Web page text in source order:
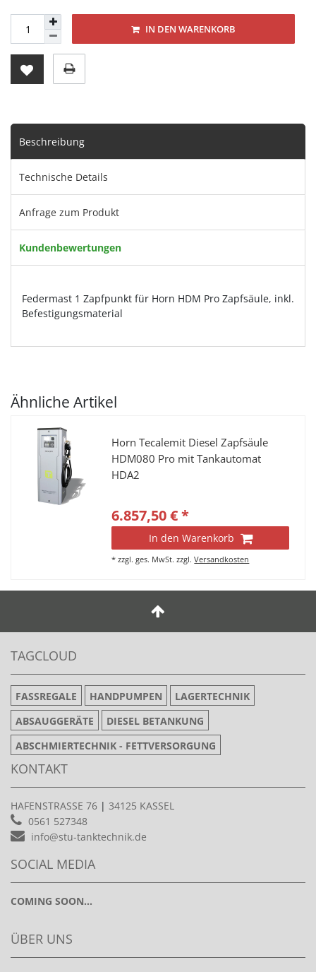
IN DEN WARENKORB
Beschreibung
Technische Details
Anfrage zum Produkt
Kundenbewertungen
Federmast 1 Zapfpunkt für Horn HDM Pro Zapfsäule, inkl.
Befestigungsmaterial
Ähnliche Artikel
Horn Tecalemit Diesel Zapfsäule
HDM080 Pro mit Tankautomat
HDA2
6.857,50 € *
In den Warenkorb
*zzgl. ges. MwSt. zzgl.Versandkosten
TAGCLOUD
FASSREGALE HANDPUMPEN
LAGERTECHNIK
ABSAUGGERÄTE
DIESEL BETANKUNG
ABSCHMIERTECHNIK - FETTVERSORGUNG
KONTAKT
HAFENSTRASSE 76 | 34125 KASSEL
0561 527348
info@stu-tanktechnik.de
SOCIAL MEDIA
COMING SOON...
ÜBER UNS